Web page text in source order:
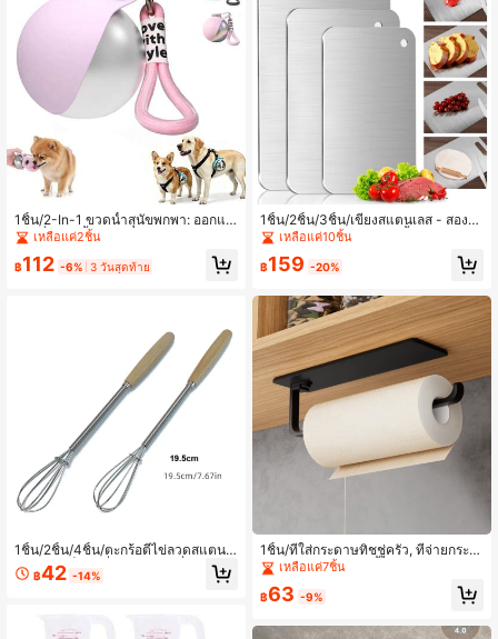
1ชิ้น/2-In-1 ขวดน้ำสุนัขพกพา: ออกแบ
บกันรั่ว; ติดตั้งชามซิลิโคนพับได้. เหมา
ารตั้งแคมป์.
เหลือแค่2ชิ้น
฿112 -6% 3 วันสุดท้าย
1ชิ้น/2ชิ้น/4ชิ้น/ตะกร้อตีไข่ลวดสแตนเ
ลสขนาดเล็ก, เครื่องตีฟอง, เครื่องตีไข่, เ
ครื่องผสมขนาดเล็ก, พร้อมด้ามไม้ 20ซ
฿42 -14%
1ชิ้น/2ชิ้น/3ชิ้น/เขียงสแตนเลส - สองด้
าน, ทนต่อสนิม, , สำหรับเนื้อ, ผลไม้ และ
มสุขอนามัยที่เพิ่มขึ้น
เหลือแค่10ชิ้น
฿159 -20%
1ชิ้น/ที่ใส่กระดาษทิชชู่ครัว, ที่จ่ายกระด
าษทิชชู่แบบแขวน, ชั้นวางกระดาษม้ว
นแบบไม่ต้องเจาะ, ชั้นแขวนพลาสติก
สำหรับใช้ในครัวเรือน
เหลือแค่7ชิ้น
฿63 -9%